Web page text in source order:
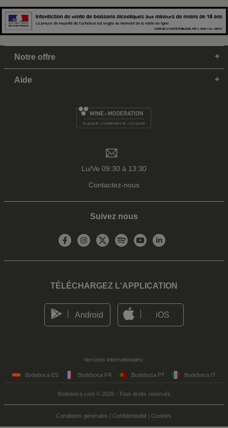
Notre offre
Aide
Lu/Ve 09:30 à 13:30
Contactez-nous
Suivez nous
TÉLÉCHARGEZ L'APPLICATION
Android iOS
Versions internationales:
Bodeboca ES Bodeboca FR Bodeboca PT Bodeboca IT
Bodeboca.com © 2026 - Tous droits réservés
Conditions générales | Confidentialité | Cookies